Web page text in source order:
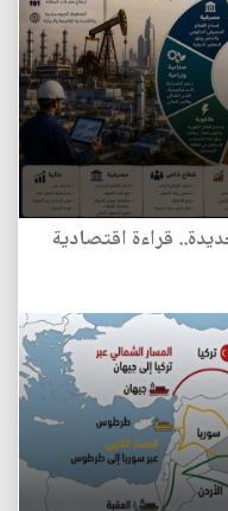
قراءة اقتصادية